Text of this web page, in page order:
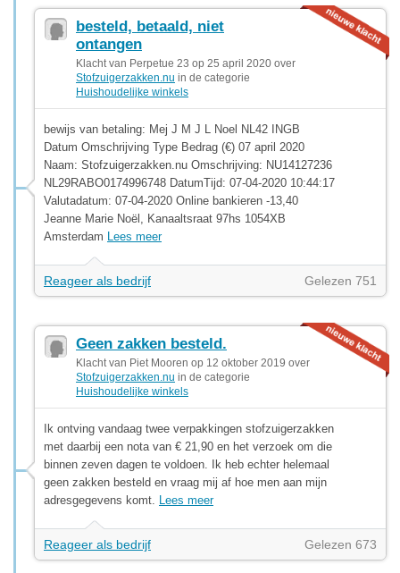
besteld, betaald, niet
ontangen
Klacht van Perpetue 23 op 25 april 2020 over
Stofzuigerzakken.nu in de categorie
Huishoudelijke winkels
bewijs van betaling: Mej J M J L Noel NL42 INGB
Datum Omschrijving Type Bedrag (€) 07 april 2020
Naam: Stofzuigerzakken.nu Omschrijving: NU14127236
NL29RABO0174996748 DatumTijd: 07-04-2020 10:44:17
Valutadatum: 07-04-2020 Online bankieren -13,40
Jeanne Marie Noël, Kanaaltsraat 97hs 1054XB
Amsterdam Lees meer
Reageer als bedrijf Gelezen 751
Geen zakken besteld.
Klacht van Piet Mooren op 12 oktober 2019 over
Stofzuigerzakken.nu in de categorie
Huishoudelijke winkels
Ik ontving vandaag twee verpakkingen stofzuigerzakken
met daarbij een nota van € 21,90 en het verzoek om die
binnen zeven dagen te voldoen. Ik heb echter helemaal
geen zakken besteld en vraag mij af hoe men aan mijn
adresgegevens komt. Lees meer
Reageer als bedrijf Gelezen 673